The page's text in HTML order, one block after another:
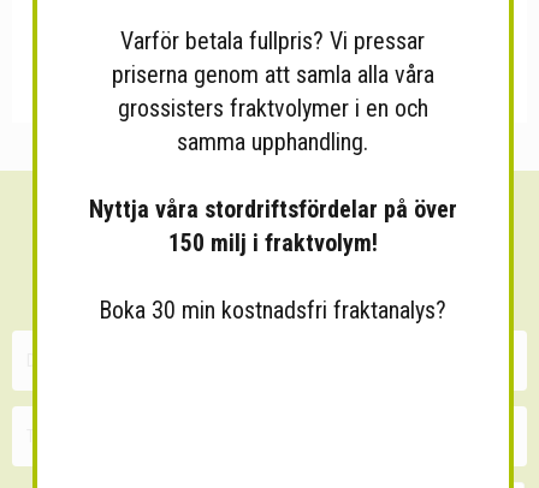
Sänk dina fraktkostnader!
Varför betala fullpris? Vi pressar
priserna genom att samla alla våra
grossisters fraktvolymer i en och
samma upphandling.
Nyttja våra stordriftsfördelar på över
150 milj i fraktvolym!
Boka 30 min kostnadsfri fraktanalys?